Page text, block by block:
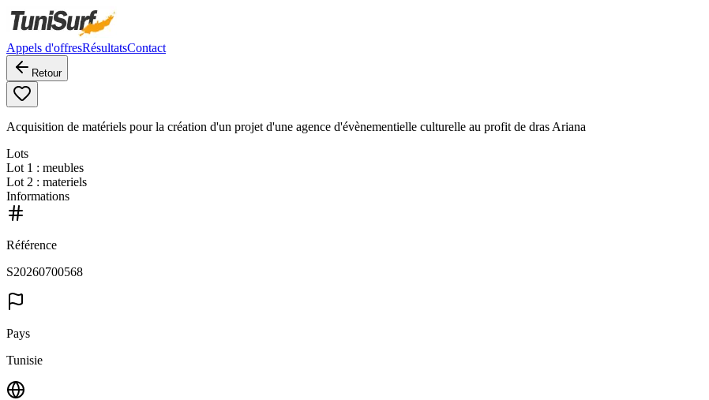
Appels d'offresRésultatsContact
Retour
Acquisition de matériels pour la création d'un projet d'une agence d'évènementielle culturelle au profit de dras Ariana
Lots
Lot 1 : meubles
Lot 2 : materiels
Informations
Référence
S20260700568
Pays
Tunisie